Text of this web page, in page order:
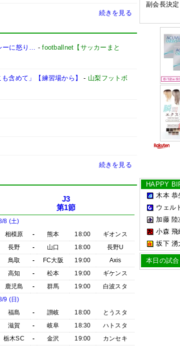
続きを見る
ーに怒り… -footballnet【サッカーまと
含めて」【練習場から】 - 山梨フットボ
続きを見る
J3
第1節
8 (土)
相模原
- 熊本 18:00
ギオンス
長野
- 山口 18:00
長野U
鳥取
- FC大阪 19:00
Axis
高知
- 松本 19:00
ギケンス
鹿児島
- 群馬 19:00
白波スタ
9 (日)
福島
- 讃岐 18:00
とうスタ
滋賀
- 岐阜 18:30
ハトスタ
栃木SC
- 金沢 19:00
カンセキ
副会長決定
HAPPY
木本 恭
ウェル
加藤 陸
小森 飛
坂下 湧
本日の試合